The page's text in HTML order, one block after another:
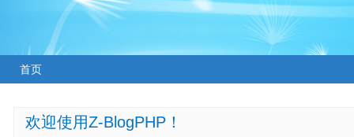
首页
欢迎使用Z-BlogPHP！